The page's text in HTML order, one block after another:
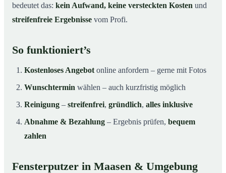
bedeutet das: kein Aufwand, keine versteckten Kosten und
streifenfreie Ergebnisse vom Profi.
So funktioniert’s
Kostenloses Angebot online anfordern – gerne mit Fotos
Wunschtermin wählen – auch kurzfristig möglich
Reinigung – streifenfrei, gründlich, alles inklusive
Abnahme & Bezahlung – Ergebnis prüfen, bequem
zahlen
Fensterputzer in Maasen & Umgebung